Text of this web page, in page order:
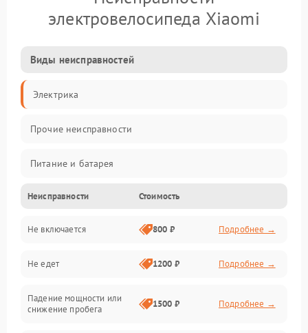
электровелосипеда Xiaomi
Виды неисправностей
Электрика
Прочие неисправности
Питание и батарея
Двигатель и ходовая часть
Тормоза и безопасность
Подвеска и колеса
Электроника и управление
Неисправности Стоимость
Не включается 800 ₽ Подробнее →
Не едет 1200 ₽ Подробнее →
Падение мощности или
снижение пробега
1500 ₽ Подробнее →